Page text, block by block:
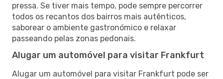
pressa. Se tiver mais tempo, pode sempre percorrer
todos os recantos dos bairros mais autênticos,
saborear o ambiente gastronómico e relaxar
passeando pelas zonas pedonais.
Alugar um automóvel para visitar Frankfurt
Alugar um automóvel para visitar Frankfurt pode ser